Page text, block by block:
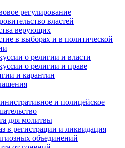
регулирование
властей
верующих
в выборах и в политической
о религии и власти
о религии и праве
и карантин
и полицейское
для молитвы
в регистрации и ликвидация
объединений